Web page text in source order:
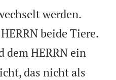
werden.
beide Tiere.
dem HERRN ein
das nicht als